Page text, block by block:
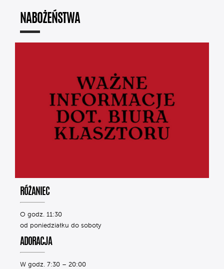
NABOŻEŃSTWA
RÓŻANIEC
O godz. 11:30
od poniedziałku do soboty
ADORACJA
W godz. 7:30 – 20:00